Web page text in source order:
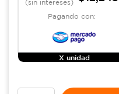
(sin intereses)
Pagando con:
X unidad